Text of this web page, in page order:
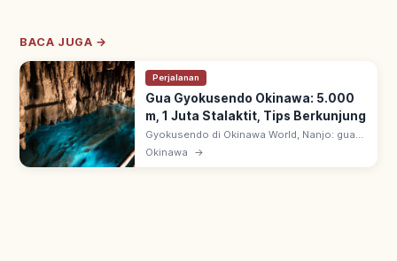
BACA JUGA →
Perjalanan
Gua Gyokusendo Okinawa: 5.000
m, 1 Juta Stalaktit, Tips Berkunjung
Gyokusendo di Okinawa World, Nanjo: gua
kapur ~5.000 m dengan 1+ juta stalaktit.
Okinawa →